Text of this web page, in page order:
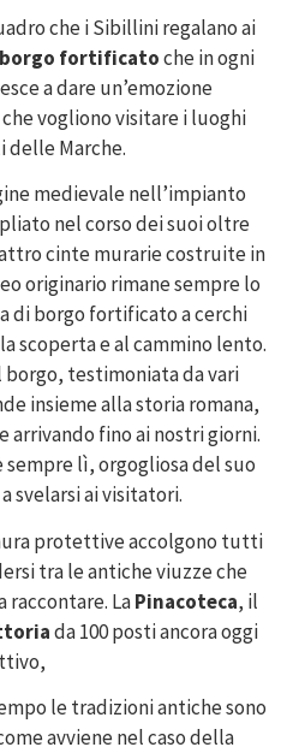
che i Sibillini regalano ai
borgo fortificatoche in ogni
a dare un’emozione
vogliono visitare i luoghi
delle Marche.
medievale nell’impianto
nel corso dei suoi oltre
cinte murarie costruite in
originario rimane sempre lo
di borgo fortificato a cerchi
scoperta e al cammino lento.
borgo, testimoniata da vari
insieme alla storia romana,
arrivando fino ai nostri giorni.
lì, orgogliosa del suo
svelarsi ai visitatori.
protettive accolgono tutti
tra le antiche viuzze che
raccontare. LaPinacoteca, il
da 100 posti ancora oggi
le tradizioni antiche sono
avviene nel caso della